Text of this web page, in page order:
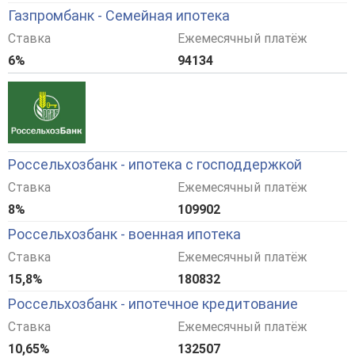
Газпромбанк - Семейная ипотека
Ставка
6%
Ежемесячный платёж
94134
Россельхозбанк - ипотека с господдержкой
Ставка
8%
Ежемесячный платёж
109902
Россельхозбанк - военная ипотека
Ставка
15,8%
Ежемесячный платёж
180832
Россельхозбанк - ипотечное кредитование
Ставка
10,65%
Ежемесячный платёж
132507